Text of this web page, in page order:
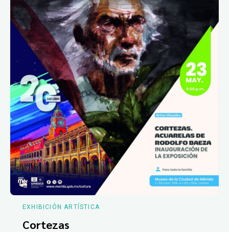
EXHIBICIÓN ARTÍSTICA
Cortezas